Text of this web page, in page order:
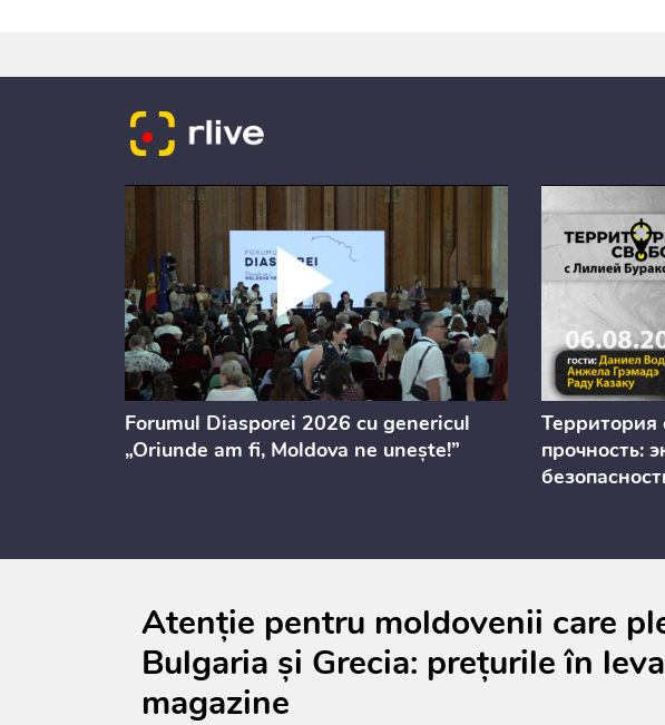
Forumul Diasporei 2026 cu genericul
„Oriunde am fi, Moldova ne unește!”
прочность:
Atenție pentru moldovenii care
Bulgaria și Grecia: prețurile în
magazine